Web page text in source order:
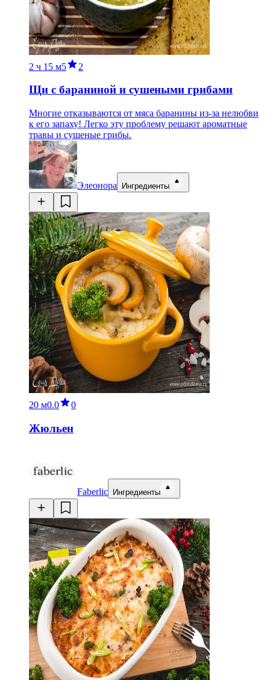
2 ч 15 м5 2
Щи с бараниной и сушеными грибами
Многие отказываются от мяса баранины из-за нелюбви
к его запаху! Легко эту проблему решают ароматные
травы и сушеные грибы.
Элеонора Ингредиенты
20 м0.0 0
Жюльен
Faberlic Ингредиенты